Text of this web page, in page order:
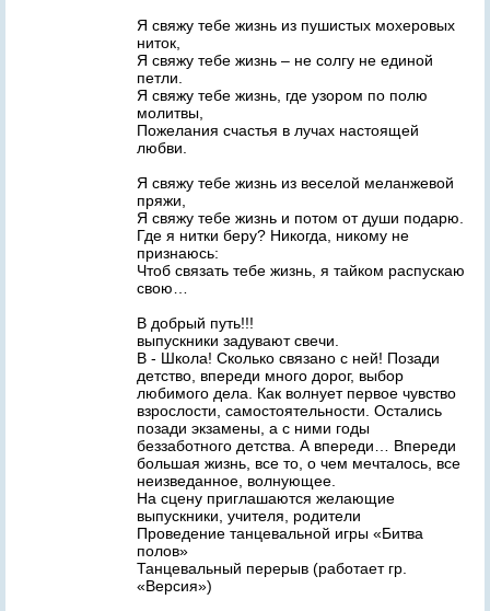
Я свяжу тебе жизнь из пушистых мохеровых
ниток,
Я свяжу тебе жизнь – не солгу не единой
петли.
Я свяжу тебе жизнь, где узором по полю
молитвы,
Пожелания счастья в лучах настоящей
любви.
Я свяжу тебе жизнь из веселой меланжевой
пряжи,
Я свяжу тебе жизнь и потом от души подарю.
Где я нитки беру? Никогда, никому не
признаюсь:
Чтоб связать тебе жизнь, я тайком распускаю
свою…
В добрый путь!!!
выпускники задувают свечи.
В - Школа! Сколько связано с ней! Позади
детство, впереди много дорог, выбор
любимого дела. Как волнует первое чувство
взрослости, самостоятельности. Остались
позади экзамены, а с ними годы
беззаботного детства. А впереди… Впереди
большая жизнь, все то, о чем мечталось, все
неизведанное, волнующее.
На сцену приглашаются желающие
выпускники, учителя, родители
Проведение танцевальной игры «Битва
полов»
Танцевальный перерыв (работает гр.
«Версия»)